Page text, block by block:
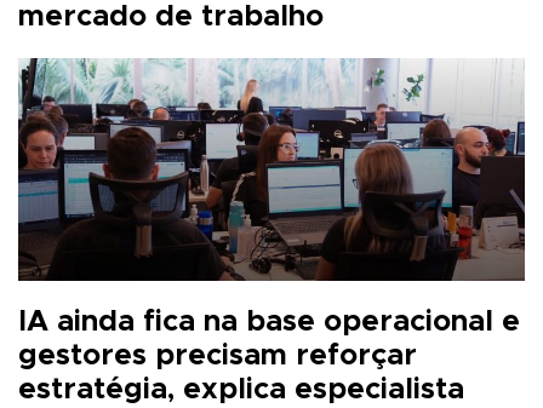
mercado de trabalho
IA ainda fica na base operacional e
gestores precisam reforçar
estratégia, explica especialista